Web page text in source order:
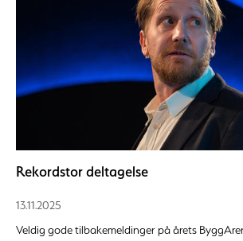
Rekordstor deltagelse
13.11.2025
Veldig gode tilbakemeldinger på årets